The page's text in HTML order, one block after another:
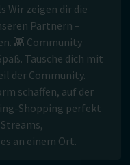
Wir zeigen dir die
Partnern –
👾 Community
Tausche dich mit
der Community.
schaffen, auf der
Shopping perfekt
an einem Ort.